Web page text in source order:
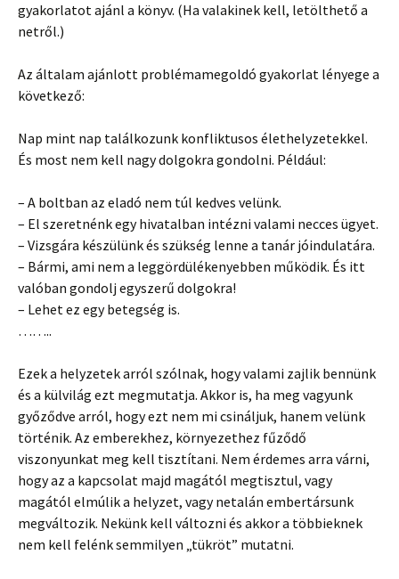
gyakorlatot ajánl a könyv. (Ha valakinek kell, letölthető a
netről.)
Az általam ajánlott problémamegoldó gyakorlat lényege a
következő:
Nap mint nap találkozunk konfliktusos élethelyzetekkel.
És most nem kell nagy dolgokra gondolni. Például:
– A boltban az eladó nem túl kedves velünk.
– El szeretnénk egy hivatalban intézni valami necces ügyet.
– Vizsgára készülünk és szükség lenne a tanár jóindulatára.
– Bármi, ami nem a leggördülékenyebben működik. És itt
valóban gondolj egyszerű dolgokra!
– Lehet ez egy betegség is.
……..
Ezek a helyzetek arról szólnak, hogy valami zajlik bennünk
és a külvilág ezt megmutatja. Akkor is, ha meg vagyunk
győződve arról, hogy ezt nem mi csináljuk, hanem velünk
történik. Az emberekhez, környezethez fűződő
viszonyunkat meg kell tisztítani. Nem érdemes arra várni,
hogy az a kapcsolat majd magától megtisztul, vagy
magától elmúlik a helyzet, vagy netalán embertársunk
megváltozik. Nekünk kell változni és akkor a többieknek
nem kell felénk semmilyen „tükröt” mutatni.